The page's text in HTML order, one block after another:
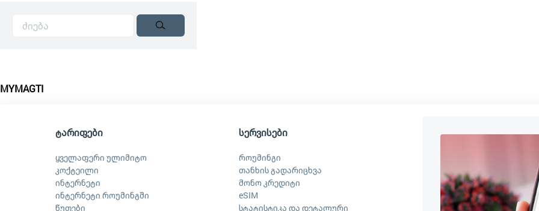
MYMAGTI
ტარიფები
ყველაფერი ულიმიტო
კოქტეილი
ინტერნეტი
ინტერნეტი როუმინგში
წუთები
სერვისები
როუმინგი
თანხის გადარიცხვა
მონო კრედიტი
eSIM
სტატისტიკა და დეტალური